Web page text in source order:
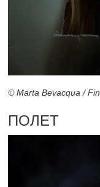
© Marta Bevacqua /
ПОЛЕТ